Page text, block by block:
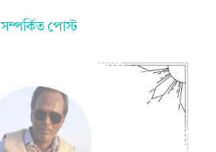
সম্পর্কিত পোস্ট